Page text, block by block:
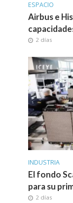
ESPACIO
Airbus e
2 días
INDUSTRIA
El fondo
para su
2 días